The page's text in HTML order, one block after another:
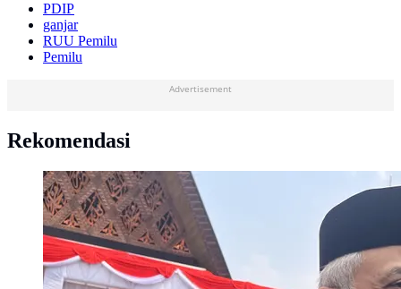
PDIP
ganjar
RUU Pemilu
Pemilu
Advertisement
Rekomendasi